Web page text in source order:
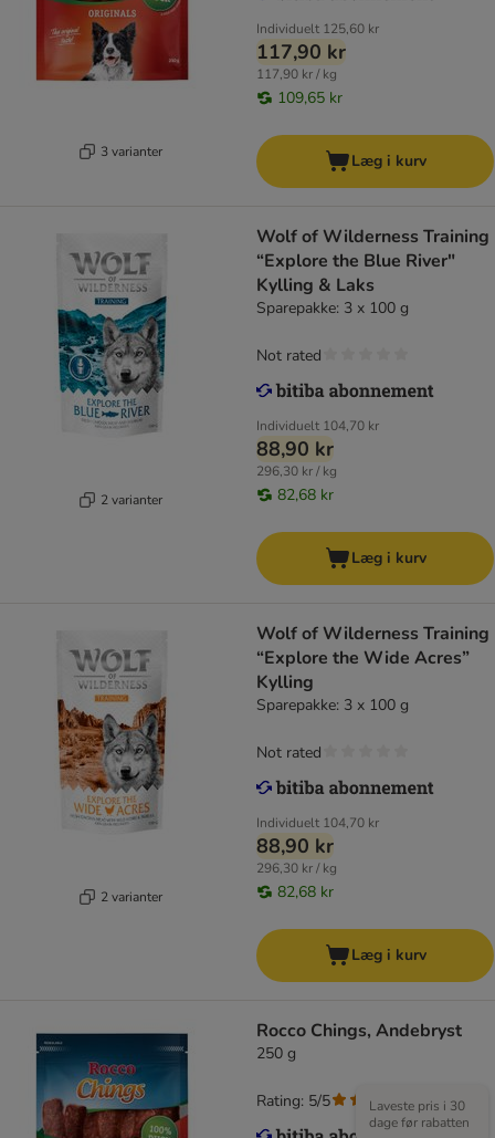
3 varianter
Individuelt 125,60 kr
117,90 kr
117,90 kr / kg
109,65 kr
Læg i kurv
2 varianter
Wolf of Wilderness Training
“Explore the Blue River"
Kylling & Laks
Sparepakke: 3 x 100 g
Individuelt 104,70 kr
88,90 kr
296,30 kr / kg
82,68 kr
Not rated
Læg i kurv
2 varianter
Wolf of Wilderness Training
“Explore the Wide Acres”
Kylling
Sparepakke: 3 x 100 g
Individuelt 104,70 kr
88,90 kr
296,30 kr / kg
82,68 kr
Not rated
Læg i kurv
Rocco Chings, Andebryst
250 g
Laveste pris i 30
dage før rabatten
Rating: 5/5 (1)